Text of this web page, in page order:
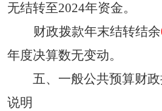
无结转至2024年资金。
财政拨款年末结转结余
年度决算数无变动。
五、一般公共预算财
说明